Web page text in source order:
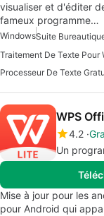
visualiser et d'éditer
fameux programme…
Windows
Traitement De Texte Pour
Processeur De Texte
WPS
4.2
Un
Mise à jour pour les
pour Android qui